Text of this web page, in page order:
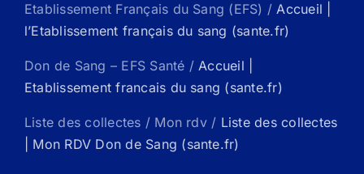
Etablissement Français du Sang (EFS) /Accueil |
l’Etablissement français du sang (sante.fr)
Don de Sang – EFS Santé /Accueil |
Etablissement francais du sang (sante.fr)
Liste des collectes / Mon rdv / Liste des collectes
| Mon RDV Don de Sang (sante.fr)